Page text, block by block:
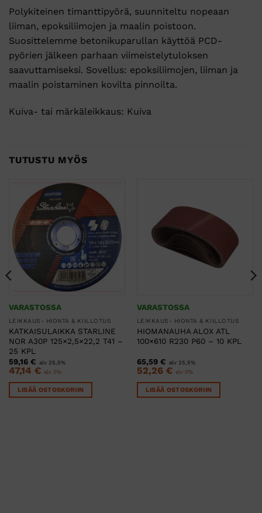
Polykiteinen timanttipyörä, suunniteltu nopeaan
liiman, epoksiliimojen ja maalin poistoon.
Suosittelemme betonikuparullan käyttöä PCD-
pyörien jälkeen parhaan viimeistelytuloksen
saavuttamiseksi. Sovellus: epoksiliimojen, liiman ja
maalin poistaminen kovilta pinnoilta.
Kuiva- tai märkäleikkaus: Kuiva
TUTUSTU MYÖS
VARASTOSSA
LEIKKAUS- HIONTA & KIILLOTUS
KATKAISULAIKKA STARLINE
NOR A30P 125×2,5×22,2 T41 –
25 KPL
59,16 € alv 25,5%
47,14 € alv 0%
LISÄÄ OSTOSKORIIN
VARASTOSSA
LEIKKAUS- HIONTA & KIILLOTUS
HIOMANAUHA ALOX ATL
100×610 R230 P60 – 10 KPL
65,59 € alv 25,5%
52,26 € alv 0%
LISÄÄ OSTOSKORIIN